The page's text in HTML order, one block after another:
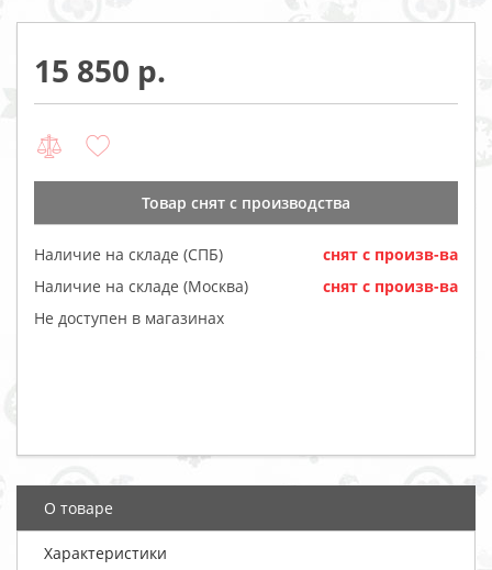
15 850
Товар cнят с производства
Наличие на складе (СПБ)
cнят с произв-ва
Наличие на складе (Москва)
cнят с произв-ва
Не доступен в магазинах
О товаре
Характеристики